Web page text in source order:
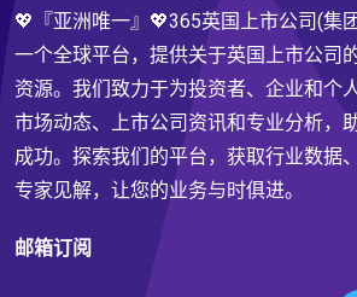
💖『亚洲唯一』💖365英国上市公司(集
一个全球平台，提供关于英国上市公司
资源。我们致力于为投资者、企业和个
市场动态、上市公司资讯和专业分析，
成功。探索我们的平台，获取行业数据
专家见解，让您的业务与时俱进。
邮箱订阅